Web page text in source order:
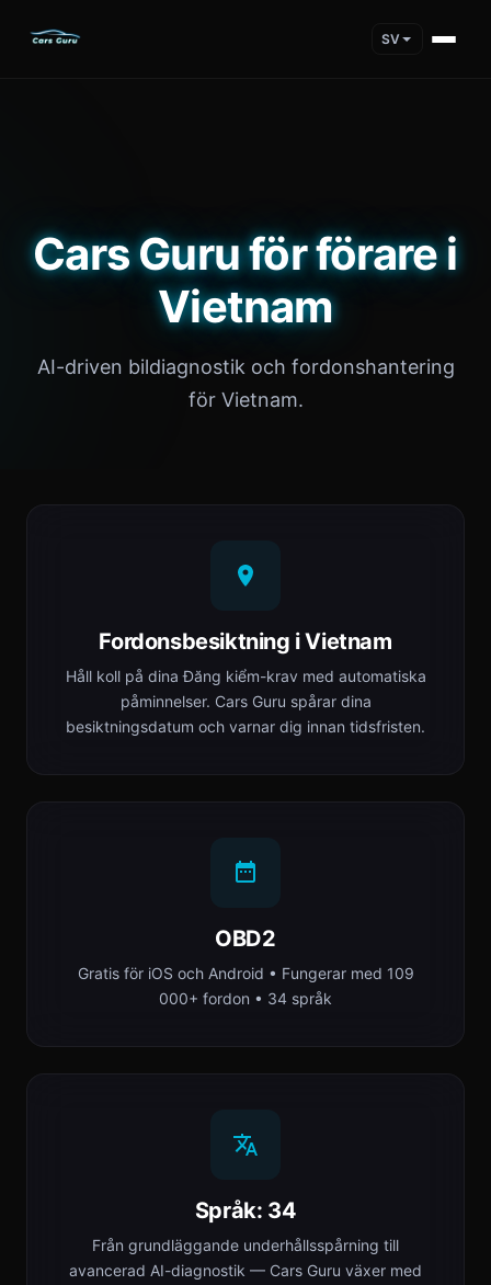
SV
Cars Guru för förare i
Vietnam
AI-driven bildiagnostik och fordonshantering
för Vietnam.
Fordonsbesiktning i Vietnam
Håll koll på dina Đăng kiểm-krav med automatiska
påminnelser. Cars Guru spårar dina
besiktningsdatum och varnar dig innan tidsfristen.
OBD2
Gratis för iOS och Android • Fungerar med 109
000+ fordon • 34 språk
Språk: 34
Från grundläggande underhållsspårning till
avancerad AI-diagnostik — Cars Guru växer med